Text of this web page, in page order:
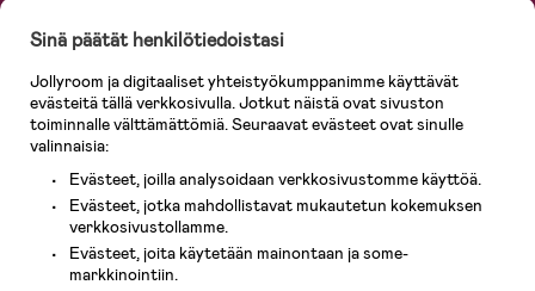
vaatteet vauvoille ja lapsille, inspiroivia sisustustuotteita lastenhuoneeseen,
lastentarvikkeita sekä paljon muuta. Meiltä löydät lukuisia tunnettuja
KidKraft, Ergobaby, Philips Avent, Neonate, Cybex, LEGO ja monia muita!
Tervetuloa shoppailemaan Pohjoismaiden suurimpaan lastentarvikkeiden
verkkokauppaan!
Sinä päätät henkilötiedoistasi
Jollyroom ja digitaaliset yhteistyökumppanimme käyttävät
evästeitä tällä verkkosivulla. Jotkut näistä ovat sivuston
toiminnalle välttämättömiä. Seuraavat evästeet ovat sinulle
valinnaisia:
Evästeet, joilla analysoidaan verkkosivustomme käyttöä.
Evästeet, jotka mahdollistavat mukautetun kokemuksen
verkkosivustollamme.
Evästeet, joita käytetään mainontaan ja some-
markkinointiin.